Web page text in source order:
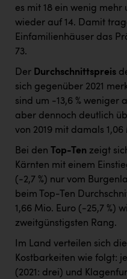
es mit 18 ein wenig mehr
wieder auf 14. Damit
Einfamilienhäuser das
73.
Der Durchschnittspreis
sich gegenüber 2021
sind um -13,6 % weniger
aber dennoch deutlich
von 2019 mit damals 1,06
Bei den Top-Ten zeigt
Kärnten mit einem
(-2,7 %) nur vom
beim Top-Ten
1,66 Mio. Euro (-25,7 %)
zweitgünstigsten Rang.
Im Land verteilen sich die
Kostbarkeiten wie folgt:
(2021: drei) und